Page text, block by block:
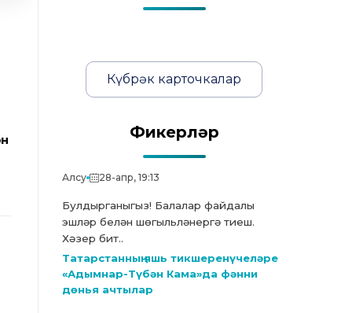
Күбрәк карточкалар
Фикерләр
Алсу 28-апр, 19:13
Булдырганыгыз! Балалар файдалы
эшләр белән шөгыльләнергә тиеш.
Хәзер бит..
Татарстанның яшь тикшеренүчеләре
«Адымнар-Түбән Кама»да фәнни
дөнья ачтылар